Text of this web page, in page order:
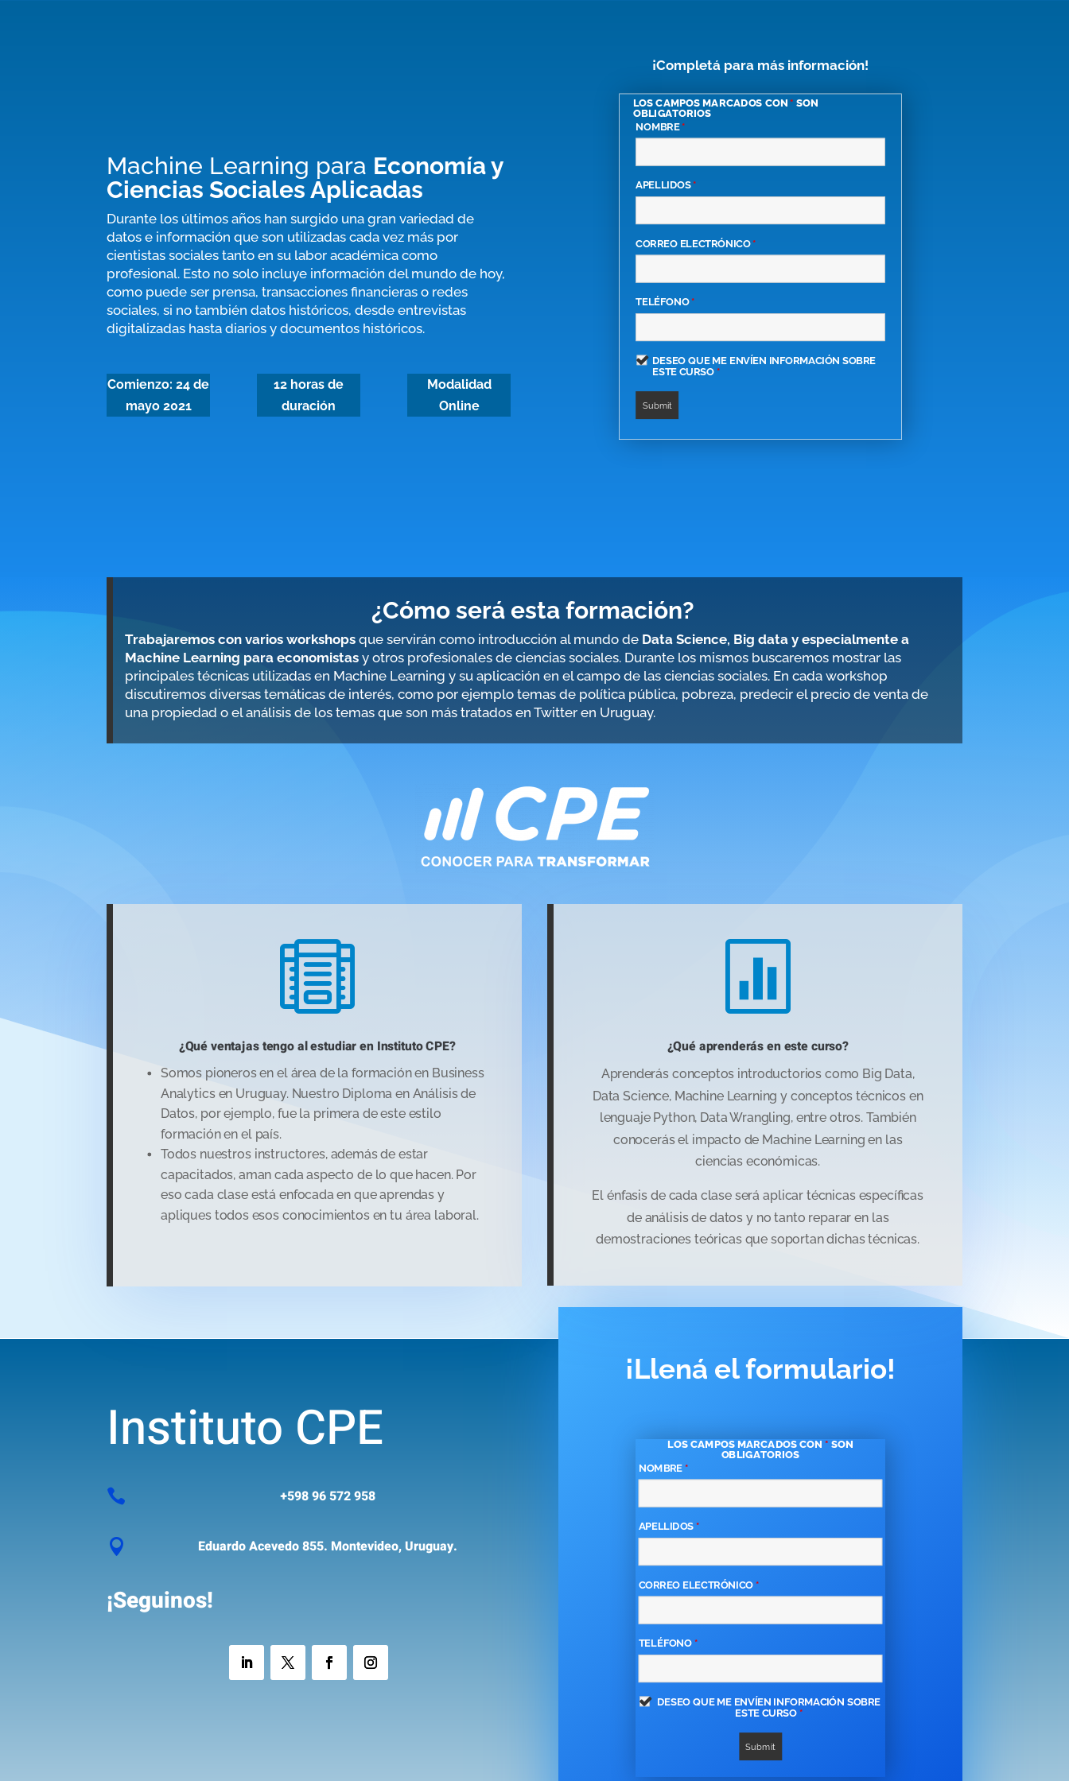
Machine Learning para Economía y
Ciencias Sociales Aplicadas
Durante los últimos años han surgido una gran variedad de
datos e información que son utilizadas cada vez más por
cientistas sociales tanto en su labor académica como
profesional. Esto no solo incluye información del mundo de hoy,
como puede ser prensa, transacciones financieras o redes
sociales, si no también datos históricos, desde entrevistas
digitalizadas hasta diarios y documentos históricos.
Comienzo: 24 de
mayo 2021
12 horas de
duración
Modalidad
Online
¡Completá para más información!
LOS CAMPOS MARCADOS CON* SON
OBLIGATORIOS
NOMBRE*
APELLIDOS*
CORREO ELECTRÓNICO*
TELÉFONO*
DESEO QUE ME ENVÍEN INFORMACIÓN SOBRE
ESTE CURSO *
¿Cómo será esta formación?
Trabajaremos con varios workshops que servirán como introducción al mundo de Data Science, Big data y especialmente a
Machine Learning para economistas y otros profesionales de ciencias sociales. Durante los mismos buscaremos mostrar las
principales técnicas utilizadas en Machine Learning y su aplicación en el campo de las ciencias sociales. En cada workshop
discutiremos diversas temáticas de interés, como por ejemplo temas de política pública, pobreza, predecir el precio de venta de
una propiedad o el análisis de los temas que son más tratados en Twitter en Uruguay.

¿Qué ventajas tengo al estudiar en Instituto CPE?
Somos pioneros en el área de la formación en Business
Analytics en Uruguay. Nuestro Diploma en Análisis de
Datos, por ejemplo, fue la primera de este estilo
formación en el país.
Todos nuestros instructores, además de estar
capacitados, aman cada aspecto de lo que hacen. Por
eso cada clase está enfocada en que aprendas y
apliques todos esos conocimientos en tu área laboral.

¿Qué aprenderás en este curso?
Aprenderás conceptos introductorios como Big Data,
Data Science, Machine Learning y conceptos técnicos en
lenguaje Python, Data Wrangling, entre otros. También
conocerás el impacto de Machine Learning en las
ciencias económicas.
Elénfasisde cada clase seráaplicartécnicas específicas
de análisisdedatosy notanto repararen las
demostraciones teóricas que soportandichastécnicas.
Instituto CPE
 +598 96 572 958
 Eduardo Acevedo 855. Montevideo, Uruguay.
¡Seguinos!
¡Llená el formulario!
LOS CAMPOS MARCADOS CON * SON
OBLIGATORIOS
NOMBRE *
APELLIDOS *
CORREO ELECTRÓNICO *
TELÉFONO *
DESEO QUE ME ENVÍEN INFORMACIÓN SOBRE
ESTE CURSO *